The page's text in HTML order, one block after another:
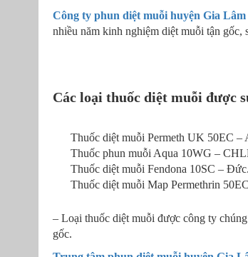
Công ty phun diệt muỗi huyện Gia Lâm
nhiều năm kinh nghiệm diệt muỗi tận gốc,
Các loại thuốc diệt muỗi được
Thuốc diệt muỗi Permeth UK 50EC –
Thuốc phun muỗi Aqua 10WG –
Thuốc diệt muỗi Fendona 10SC – Đức.
Thuốc diệt muỗi Map Permethrin
– Loại thuốc diệt muỗi được công ty
gốc.